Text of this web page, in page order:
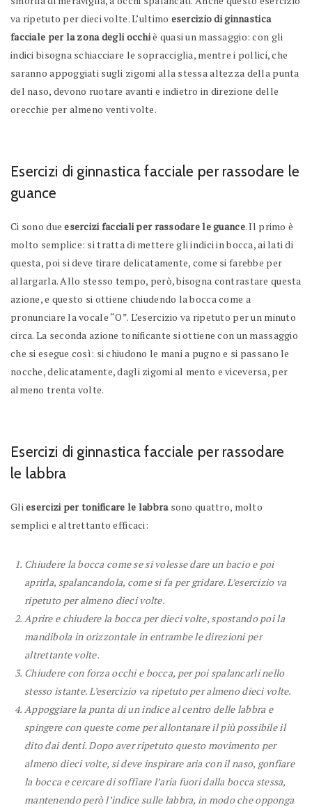
va ripetuto per dieci volte. L’ultimo esercizio di ginnastica
facciale per la zona degli occhiè quasi un massaggio: con gli
indici bisogna schiacciare le sopracciglia, mentre i pollici, che
saranno appoggiati sugli zigomi alla stessa altezza della punta
del naso, devono ruotare avanti e indietro in direzione delle
orecchie per almeno venti volte.
Esercizi di ginnastica facciale per rassodare le
guance
Ci sono dueesercizi facciali per rassodare le guance. Il primo è
molto semplice: si tratta di mettere gli indici in bocca, ai lati di
questa, poi si deve tirare delicatamente, come si farebbe per
allargarla. Allo stesso tempo, però, bisogna contrastare questa
azione, e questo si ottiene chiudendo la bocca come a
pronunciare la vocale “O”. L’esercizio va ripetuto per un minuto
circa. La seconda azione tonificante si ottiene con un massaggio
che si esegue così: si chiudono le mani a pugno e si passano le
nocche, delicatamente, dagli zigomi al mento e viceversa, per
almeno trenta volte.
Esercizi di ginnastica facciale per rassodare
le labbra
Gliesercizi per tonificare le labbra sono quattro, molto
semplici e altrettanto efficaci:
Chiudere la bocca come se si volesse dare un bacio e poi
aprirla, spalancandola, come si fa per gridare. L’esercizio va
ripetuto per almeno dieci volte.
Aprire e chiudere la bocca per dieci volte, spostando poi la
mandibola in orizzontale in entrambe le direzioni per
altrettante volte.
Chiudere con forza occhi e bocca, per poi spalancarli nello
stesso istante. L’esercizio va ripetuto per almeno dieci volte.
Appoggiare la punta di un indice al centro delle labbra e
spingere con queste come per allontanare il più possibile il
dito dai denti. Dopo aver ripetuto questo movimento per
almeno dieci volte, si deve inspirare aria con il naso, gonfiare
la bocca e cercare di soffiare l’aria fuori dalla bocca stessa,
mantenendo però l’indice sulle labbra, in modo che opponga